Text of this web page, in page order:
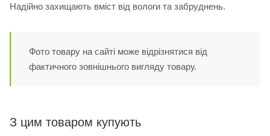
Надійно захищають вміст від вологи та забруднень.
Фото товару на сайті може відрізнятися від
фактичного зовнішнього вигляду товару.
З цим товаром купують